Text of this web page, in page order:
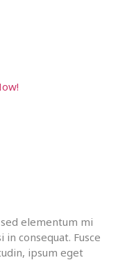
elementum mi
consequat. Fusce
ipsum eget